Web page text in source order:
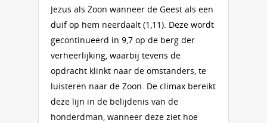
Jezus als Zoon wanneer de Geest als een
duif op hem neerdaalt (1,11). Deze wordt
gecontinueerd in 9,7 op de berg der
verheerlijking, waarbij tevens de
opdracht klinkt naar de omstanders, te
luisteren naar de Zoon. De climax bereikt
deze lijn in de belijdenis van de
honderdman, wanneer deze ziet hoe